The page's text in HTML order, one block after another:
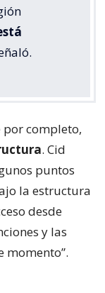
por completo,
. Cid
puntos
la estructura
desde
y las
momento”.